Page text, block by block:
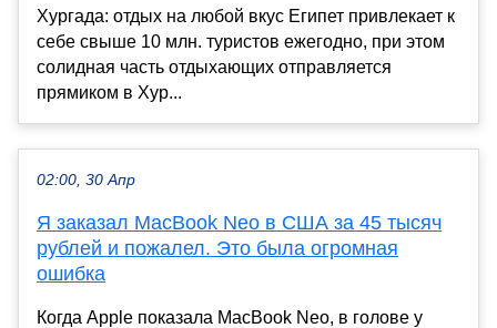
Хургада: отдых на любой вкус Египет привлекает к
себе свыше 10 млн. туристов ежегодно, при этом
солидная часть отдыхающих отправляется
прямиком в Хур...
02:00, 30 Апр
Я заказал MacBook Neo в США за 45 тысяч
рублей и пожалел. Это была огромная
ошибка
Когда Apple показала MacBook Neo, в голове у